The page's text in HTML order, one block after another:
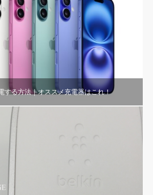
する方法｜オススメ充電器はこれ！